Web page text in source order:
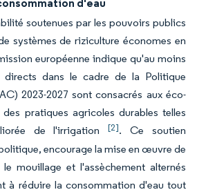
d'eau
soutenues par les pouvoirs publics
systèmes de riziculture économes en
européenne indique qu'au moins
directs dans le cadre de la Politique
2023-2027 sont consacrés aux éco-
pratiques agricoles durables telles
de l'irrigation[2]. Ce soutien
encourage la mise en œuvre de
mouillage et l'assèchement alternés
à réduire la consommation d'eau tout